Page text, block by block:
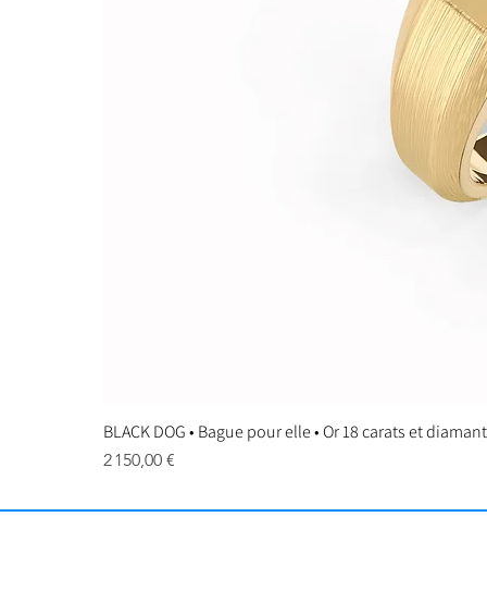
BLACK DOG • Bague pour elle • Or 18 carats et
Prix
2 150,00 €